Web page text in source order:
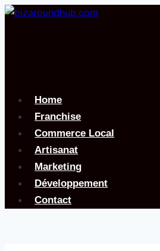
Aller
Home
Franchise
Commerce Local
Artisanat
Marketing
Développement
Contact